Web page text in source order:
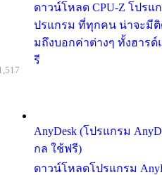
ดาวน์โหลด CPU-Z โปรแ
ปรแกรม ที่ทุกคน น่าจะมีติ
มถึงบอกค่าต่างๆ ทั้งฮารด์
รี
AnyDesk (โปรแกรม
กล ใช้ฟรี)
ดาวน์โหลดโปรแกรม